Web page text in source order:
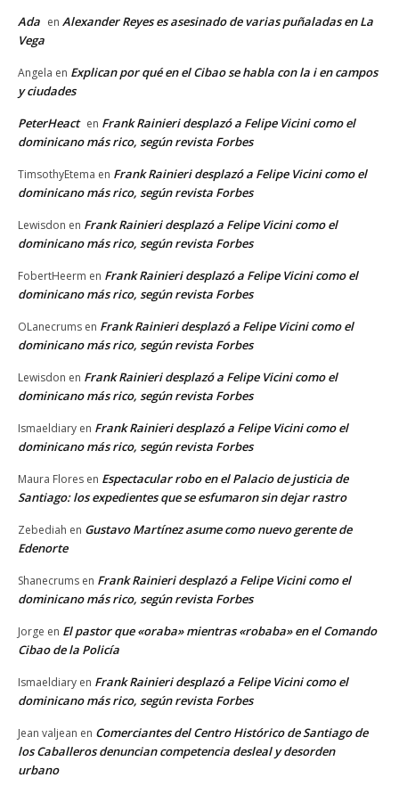
Ada en Alexander Reyes es asesinado de varias puñaladas en La
Vega
Angela en Explican por qué en el Cibao se habla con la i en campos
y ciudades
PeterHeact en Frank Rainieri desplazó a Felipe Vicini como el
dominicano más rico, según revista Forbes
TimsothyEtema en Frank Rainieri desplazó a Felipe Vicini como el
dominicano más rico, según revista Forbes
Lewisdon en Frank Rainieri desplazó a Felipe Vicini como el
dominicano más rico, según revista Forbes
FobertHeerm en Frank Rainieri desplazó a Felipe Vicini como el
dominicano más rico, según revista Forbes
OLanecrums en Frank Rainieri desplazó a Felipe Vicini como el
dominicano más rico, según revista Forbes
Lewisdon en Frank Rainieri desplazó a Felipe Vicini como el
dominicano más rico, según revista Forbes
Ismaeldiary en Frank Rainieri desplazó a Felipe Vicini como el
dominicano más rico, según revista Forbes
Maura Flores en Espectacular robo en el Palacio de justicia de
Santiago: los expedientes que se esfumaron sin dejar rastro
Zebediah en Gustavo Martínez asume como nuevo gerente de
Edenorte
Shanecrums en Frank Rainieri desplazó a Felipe Vicini como el
dominicano más rico, según revista Forbes
Jorge en El pastor que «oraba» mientras «robaba» en el Comando
Cibao de la Policía
Ismaeldiary en Frank Rainieri desplazó a Felipe Vicini como el
dominicano más rico, según revista Forbes
Jean valjean en Comerciantes del Centro Histórico de Santiago de
los Caballeros denuncian competencia desleal y desorden
urbano